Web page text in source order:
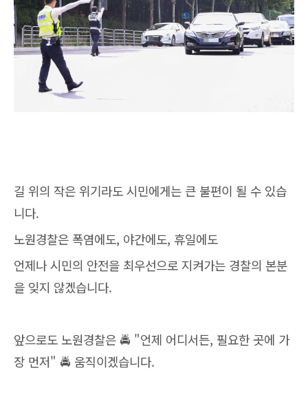
길 위의 작은 위기라도 시민에게는 큰 불편이 될 수 있습
니다.
노원경찰은 폭염에도, 야간에도, 휴일에도
언제나 시민의 안전을 최우선으로 지켜가는 경찰의 본분
을 잊지 않겠습니다.
앞으로도 노원경찰은 🚔 "언제 어디서든, 필요한 곳에 가
장 먼저" 🚔 움직이겠습니다.